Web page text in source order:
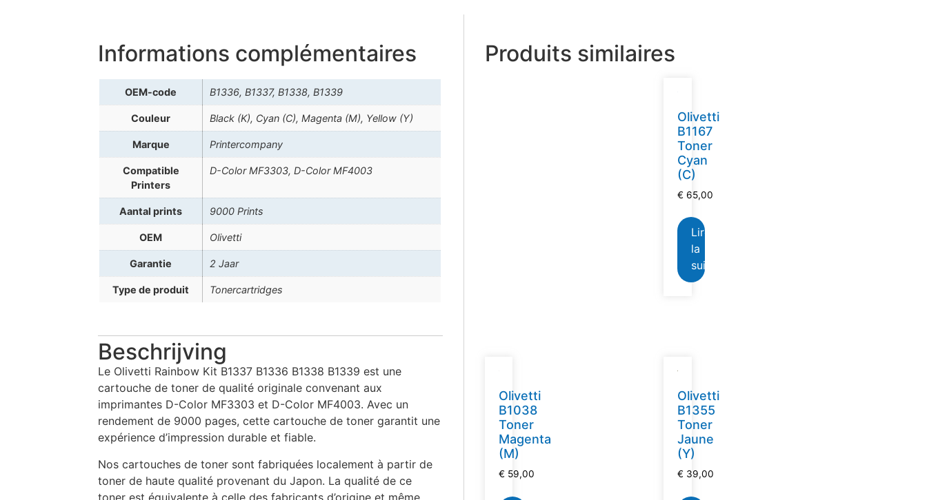
Informations complémentaires
OEM-code B1336, B1337, B1338, B1339
Couleur Black (K), Cyan (C), Magenta (M), Yellow (Y)
Marque Printercompany
Compatible
Printers
D-Color MF3303, D-Color MF4003
Aantal prints 9000 Prints
OEM Olivetti
Garantie 2 Jaar
Type de produit Tonercartridges
Beschrijving
Le Olivetti Rainbow Kit B1337 B1336 B1338 B1339 est une
cartouche de toner de qualité originale convenant aux
imprimantes D-Color MF3303 et D-Color MF4003. Avec un
rendement de 9000 pages, cette cartouche de toner garantit une
expérience d’impression durable et fiable.
Nos cartouches de toner sont fabriquées localement à partir de
toner de haute qualité provenant du Japon. La qualité de ce
toner est équivalente à celle des fabricants d’origine et même
Produits similaires
Olivetti
B1167
Toner
Cyan
(C)
€ 65,00
Lire
la
suite
Olivetti
B1038
Toner
Magenta
(M)
€ 59,00
Olivetti
B1355
Toner
Jaune
(Y)
€ 39,00